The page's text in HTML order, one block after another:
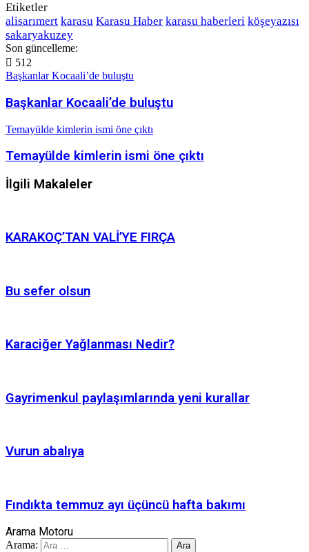
Etiketler
alisarımert karasu Karasu Haber karasu haberleri köşeyazısı
sakaryakuzey
Son güncelleme:
512
Başkanlar Kocaali’de buluştu
Başkanlar Kocaali’de buluştu
Temayülde kimlerin ismi öne çıktı
Temayülde kimlerin ismi öne çıktı
İlgili Makaleler
KARAKOÇ’TAN VALİ’YE FIRÇA
Bu sefer olsun
Karaciğer Yağlanması Nedir?
Gayrimenkul paylaşımlarında yeni kurallar
Vurun abalıya
Fındıkta temmuz ayı üçüncü hafta bakımı
Arama Motoru
Arama: